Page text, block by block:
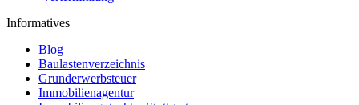
Informatives
Blog
Baulastenverzeichnis
Grunderwerbsteuer
Immobilienagentur